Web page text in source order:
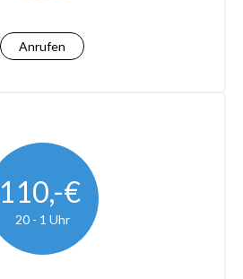
Anrufen
110,-€
20 - 1 Uhr